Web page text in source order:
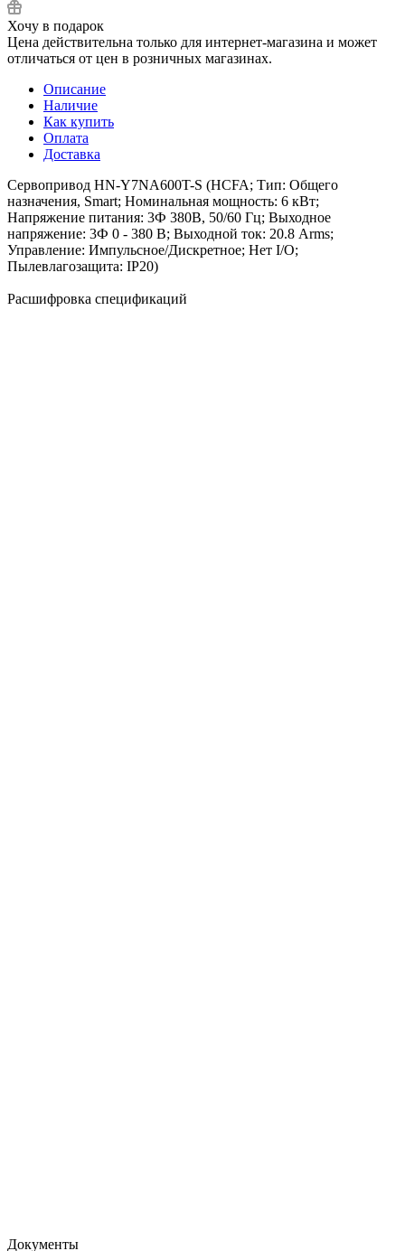
Хочу в подарок
Цена действительна только для интернет-магазина и может
отличаться от цен в розничных магазинах.
Описание
Наличие
Как купить
Оплата
Доставка
Сервопривод HN-Y7NA600T-S (HCFA; Тип: Общего
назначения, Smart; Номинальная мощность: 6 кВт;
Напряжение питания: 3Ф 380В, 50/60 Гц; Выходное
напряжение: 3Ф 0 - 380 В; Выходной ток: 20.8 Arms;
Управление: Импульсное/Дискретное; Нет I/O;
Пылевлагозащита: IP20)
Расшифровка спецификаций
Документы